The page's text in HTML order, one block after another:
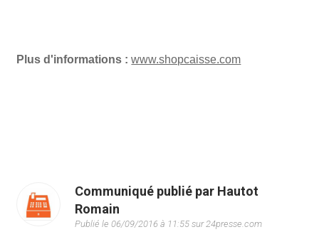
Plus d'informations :www.shopcaisse.com
Communiqué publié par Hautot
Romain
Publié le 06/09/2016 à 11:55 sur 24presse.com